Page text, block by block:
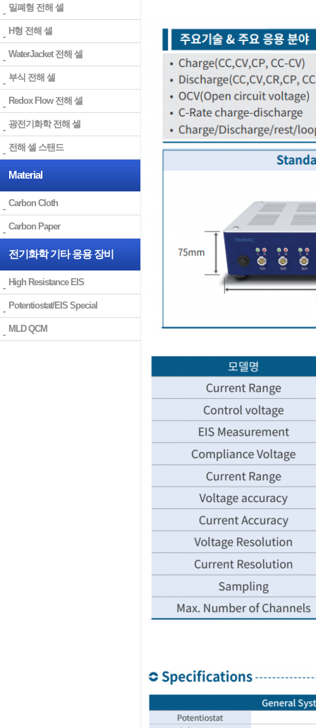
밀폐형 전해 셀
H형 전해 셀
WaterJacket 전해 셀
부식 전해 셀
Redox Flow 전해 셀
광전기화학 전해 셀
전해 셀 스탠드
Material
Carbon Cloth
Carbon Paper
전기화학 기타 응용 장비
High Resistance EIS
Potentiostat/EIS Special
MLD QCM